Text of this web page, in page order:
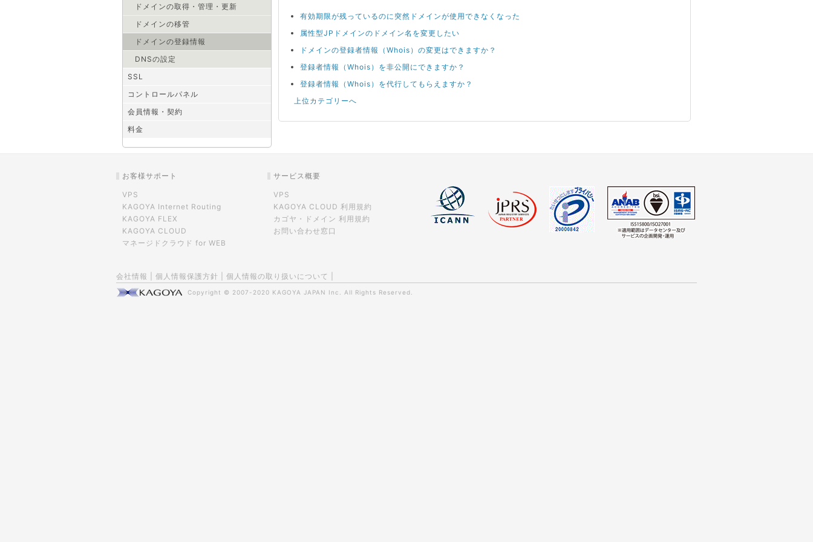
ドメインの取得・管理・更新
ドメインの移管
ドメインの登録情報
DNSの設定
SSL
コントロールパネル
会員情報・契約
料金
有効期限が残っているのに突然ドメインが使用できなくなった
属性型JPドメインのドメイン名を変更したい
ドメインの登録者情報（Whois）の変更はできますか？
登録者情報（Whois）を非公開にできますか？
登録者情報（Whois）を代行してもらえますか？
上位カテゴリーへ
お客様サポート
VPS
KAGOYA Internet Routing
KAGOYA FLEX
KAGOYA CLOUD
マネージドクラウド for WEB
サービス概要
VPS
KAGOYA CLOUD 利用規約
カゴヤ・ドメイン 利用規約
お問い合わせ窓口
会社情報 個人情報保護方針 個人情報の取り扱いについて
Copyright © 2007-2020 KAGOYA JAPAN Inc. All Rights Reserved.